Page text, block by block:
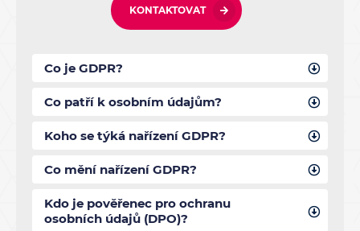
KONTAKTOVAT
Co je GDPR?
Co patří k osobním údajům?
Koho se týká nařízení GDPR?
Co mění nařízení GDPR?
Kdo je pověřenec pro ochranu
osobních údajů (DPO)?